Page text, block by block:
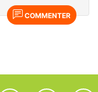
COMMENTER